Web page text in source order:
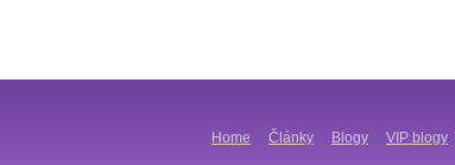
Home Články Blogy VIP blogy